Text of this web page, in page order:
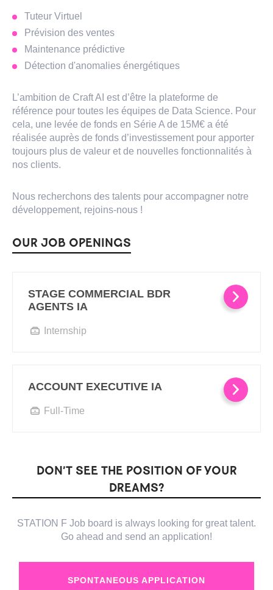
Tuteur Virtuel
Prévision des ventes
Maintenance prédictive
Détection d'anomalies énergétiques
L’ambition de Craft AI est d’être la plateforme de
référence pour toutes les équipes de Data Science. Pour
cela, une levée de fonds en Série A de 15M€ a été
réalisée auprès de fonds d’investissement pour apporter
toujours plus de valeur et de nouvelles fonctionnalités à
nos clients.
Nous recherchons des talents pour accompagner notre
développement, rejoins-nous !
OUR JOB OPENINGS
STAGE COMMERCIAL BDR
AGENTS IA
Internship
ACCOUNT EXECUTIVE IA
Full-Time
DON’T SEE THE POSITION OF YOUR
DREAMS?
STATION F Job board is always looking for great talent.
Go ahead and send an application!
SPONTANEOUS APPLICATION